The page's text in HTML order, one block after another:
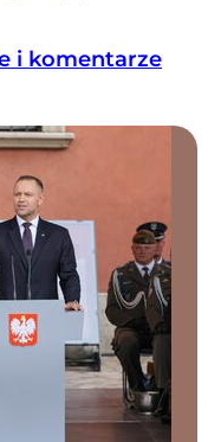
i komentarze